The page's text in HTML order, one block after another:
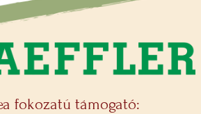
fokozatú támogató: